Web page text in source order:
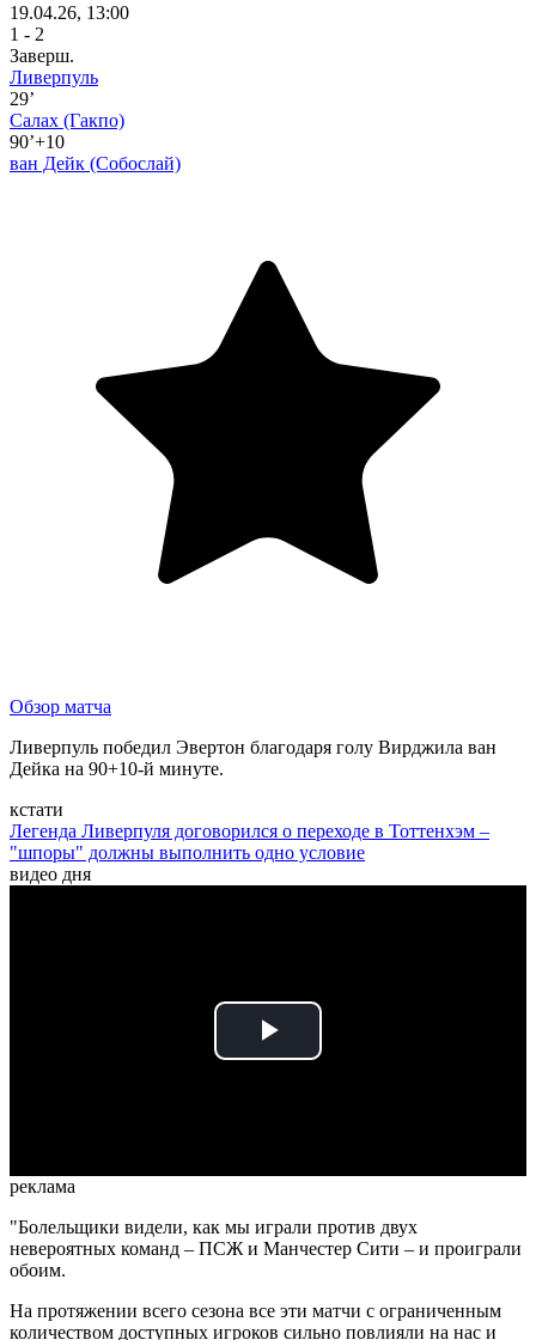
19.04.26, 13:00
1 - 2
Заверш.
Ливерпуль
29’
Салах (Гакпо)
90’+10
ван Дейк (Собослай)
Обзор матча
Ливерпуль победил Эвертон благодаря голу Вирджила ван
Дейка на 90+10-й минуте.
кстати
Легенда Ливерпуля договорился о переходе в Тоттенхэм –
"шпоры" должны выполнить одно условие
видео дня
Play
реклама
"Болельщики видели, как мы играли против двух
невероятных команд – ПСЖ и Манчестер Сити – и проиграли
обоим.
На протяжении всего сезона все эти матчи с ограниченным
количеством доступных игроков сильно повлияли на нас и